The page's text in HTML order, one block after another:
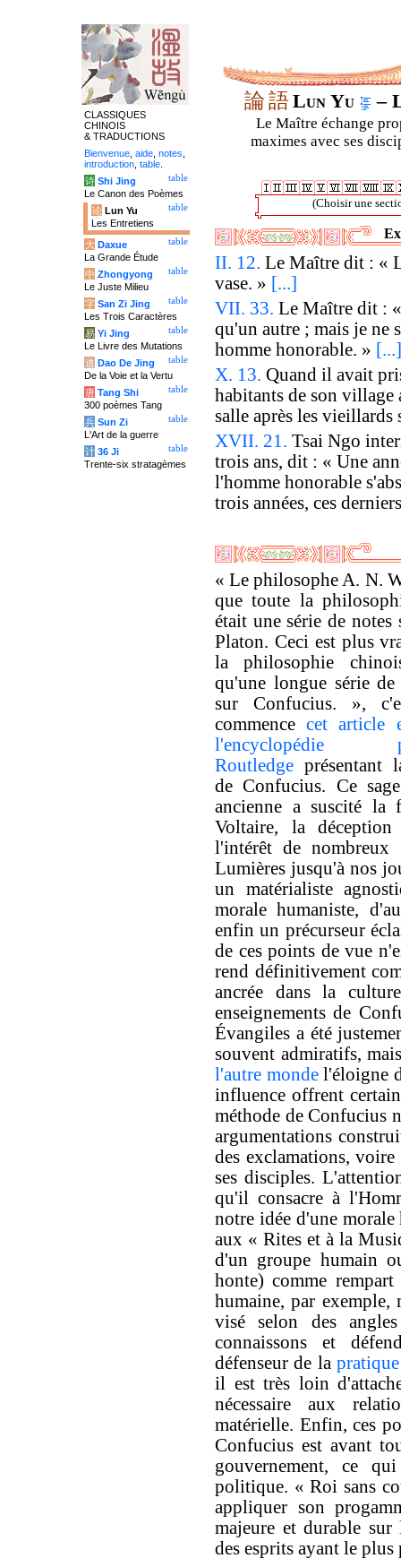
論語Lun Yu –
Le Maître échange
maximes avec ses
(Choisir une
II. 12. Le Maître dit : «
vase. » [...]
VII. 33. Le Maître dit :
qu'un autre ; mais je ne
homme honorable. » [...]
X. 13. Quand il avait
habitants de son
salle après les vieillards
XVII. 21. Tsai Ngo
trois ans, dit : « Une
l'homme honorable
trois années, ces
« Le philosophe A. N.
que toute la
était une série de
Platon. Ceci est plus
la philosophie
qu'une longue série de
sur Confucius. »,
commencecet article
l'encyclopédie
Routledge présentant
de Confucius. Ce
ancienne a suscité la
Voltaire, la
l'intérêt de nombreux
Lumières jusqu'à nos
un matérialiste
morale humaniste,
enfin un précurseur
de ces points de vue
rend définitivement
ancrée dans la
enseignements de
Évangiles a été
souvent admiratifs,
l'autre mondel'éloigne
influence offrent
méthode de Confucius
argumentations
des exclamations,
ses disciples.
qu'il consacre à
notre idée d'une morale
aux « Rites et à la
d'un groupe humain
honte) comme
humaine, par exemple,
visé selon des
connaissons et
défenseur de la pratique
il est très loin
nécessaire aux
matérielle. Enfin, ces
Confucius est avant
gouvernement, ce
politique. « Roi sans
appliquer son
majeure et durable
des esprits ayant le
CLASSIQUES
CHINOIS
& TRADUCTIONS
Bienvenue aide notes
introduction table
table
诗 Shi Jing
Le Canon des Poèmes
table
论 Lun Yu
Les Entretiens
table
大 Daxue
La Grande Étude
table
中 Zhongyong
Le Juste Milieu
table
字 San Zi Jing
Les Trois Caractères
table
易 Yi Jing
Le Livre des Mutations
table
道 Dao De Jing
De la Voie et la Vertu
table
唐 Tang Shi
300 poèmes Tang
table
兵 Sun Zi
L'Art de la guerre
table
计 36 Ji
Trente-six stratagèmes